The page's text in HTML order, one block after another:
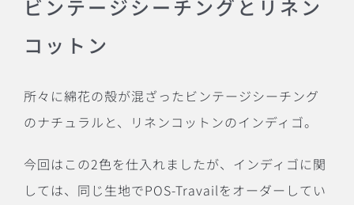
ビンテージシーチングとリネン
コットン
所々に綿花の殻が混ざったビンテージシーチング
のナチュラルと、リネンコットンのインディゴ。
今回はこの2色を仕入れましたが、インディゴに関
しては、同じ生地でPOS-Travailをオーダーしてい